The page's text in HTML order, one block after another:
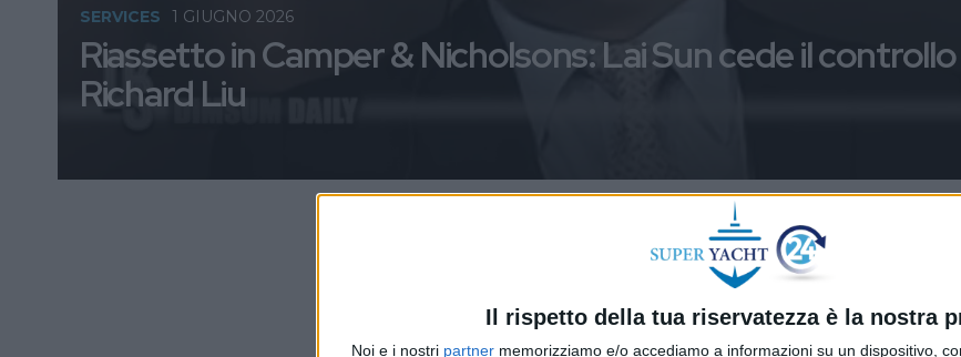
Il rispetto della tua riservatezza è la nostra
Noi e i nostri partner memorizziamo e/o accediamo a informazioni su un dispositivo,
Riassetto in Camper & Nicholsons: Lai Sun cede il
Richard Liu
SERVICES 1 GIUGNO 2026